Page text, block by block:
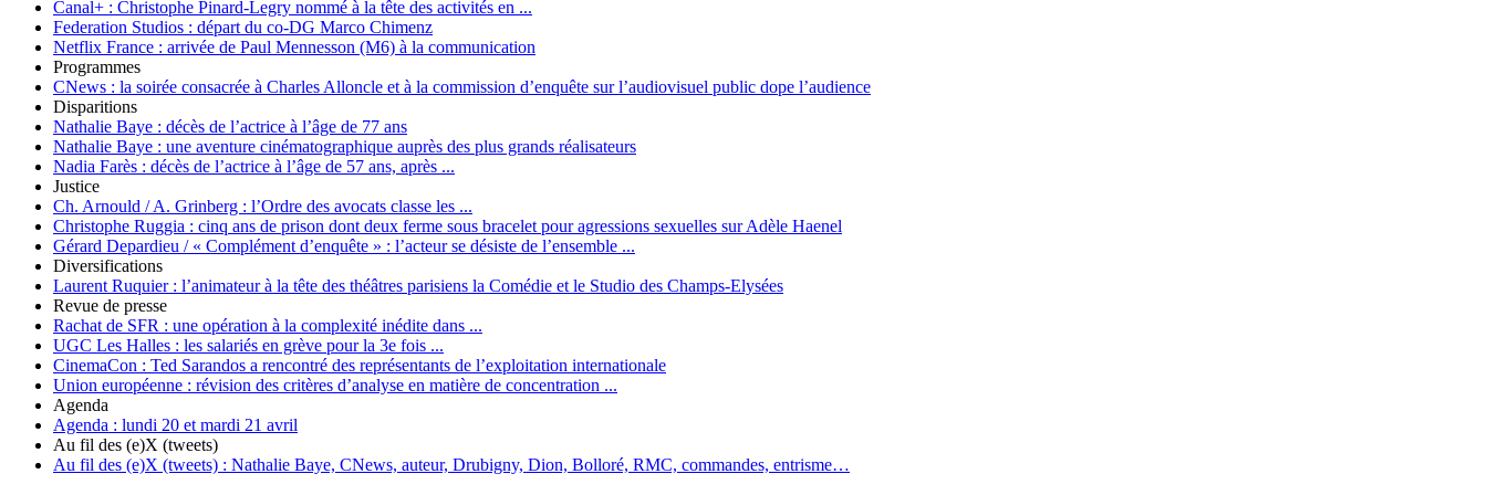
Canal+ : Christophe Pinard-Legry nommé à la tête des activités en ...
Federation Studios : départ du co-DG Marco Chimenz
Netflix France : arrivée de Paul Mennesson (M6) à la communication
Programmes
CNews : la soirée consacrée à Charles Alloncle et à la commission d’enquête sur l’audiovisuel public dope l’audience
Disparitions
Nathalie Baye : décès de l’actrice à l’âge de 77 ans
Nathalie Baye : une aventure cinématographique auprès des plus grands réalisateurs
Nadia Farès : décès de l’actrice à l’âge de 57 ans, après ...
Justice
Ch. Arnould / A. Grinberg : l’Ordre des avocats classe les ...
Christophe Ruggia : cinq ans de prison dont deux ferme sous bracelet pour agressions sexuelles sur Adèle Haenel
Gérard Depardieu / « Complément d’enquête » : l’acteur se désiste de l’ensemble ...
Diversifications
Laurent Ruquier : l’animateur à la tête des théâtres parisiens la Comédie et le Studio des Champs-Elysées
Revue de presse
Rachat de SFR : une opération à la complexité inédite dans ...
UGC Les Halles : les salariés en grève pour la 3e fois ...
CinemaCon : Ted Sarandos a rencontré des représentants de l’exploitation internationale
Union européenne : révision des critères d’analyse en matière de concentration ...
Agenda
Agenda : lundi 20 et mardi 21 avril
Au fil des (e)X (tweets)
Au fil des (e)X (tweets) : Nathalie Baye, CNews, auteur, Drubigny, Dion, Bolloré, RMC, commandes, entrisme…